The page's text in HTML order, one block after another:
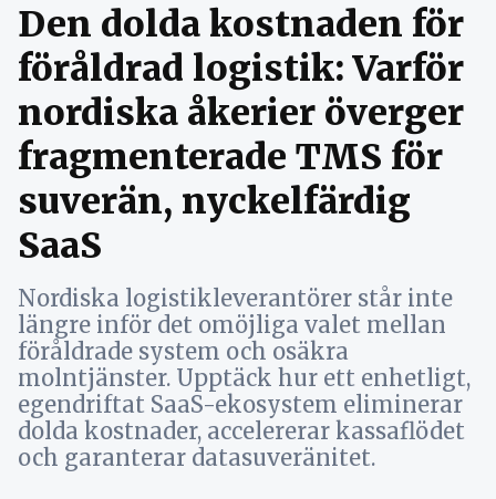
Den dolda kostnaden för
föråldrad logistik: Varför
nordiska åkerier överger
fragmenterade TMS för
suverän, nyckelfärdig
SaaS
Nordiska logistikleverantörer står inte
längre inför det omöjliga valet mellan
föråldrade system och osäkra
molntjänster. Upptäck hur ett enhetligt,
egendriftat SaaS-ekosystem eliminerar
dolda kostnader, accelererar kassaflödet
och garanterar datasuveränitet.